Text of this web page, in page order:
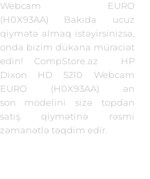
Webcam EURO
(H0X93AA) Bakıda ucuz
qiymətə almaq istəyirsinizsə,
onda bizim dükana müraciət
edin! CompStore.az HP
Dixon HD 5210 Webcam
EURO (H0X93AA) ən
son modelini sizə topdan
satış qiymətinə rəsmi
zəmanətlə təqdim edir.